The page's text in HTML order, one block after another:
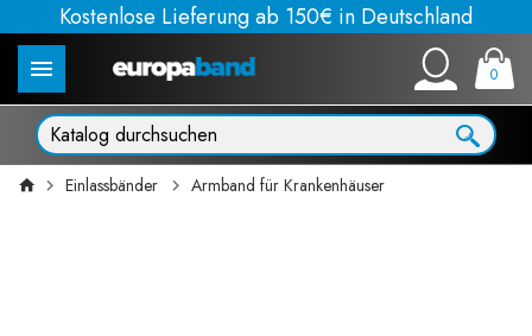
Kostenlose Lieferung ab 150€ in Deutschland
0
Einlassbänder Armband für Krankenhäuser